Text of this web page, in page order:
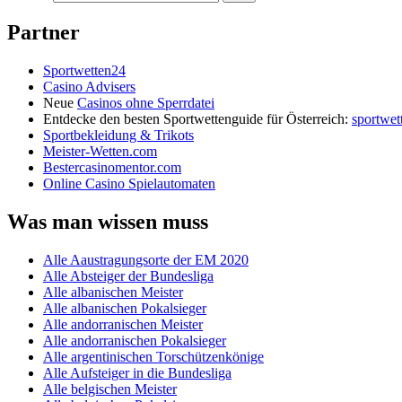
Partner
Sportwetten24
Casino Advisers
Neue Casinos ohne Sperrdatei
Entdecke den besten Sportwettenguide für Österreich:
Sportbekleidung & Trikots
Meister-Wetten.com
Bestercasinomentor.com
Online Casino Spielautomaten
Was man wissen muss
Alle Aaustragungsorte der EM 2020
Alle Absteiger der Bundesliga
Alle albanischen Meister
Alle albanischen Pokalsieger
Alle andorranischen Meister
Alle andorranischen Pokalsieger
Alle argentinischen Torschützenkönige
Alle Aufsteiger in die Bundesliga
Alle belgischen Meister